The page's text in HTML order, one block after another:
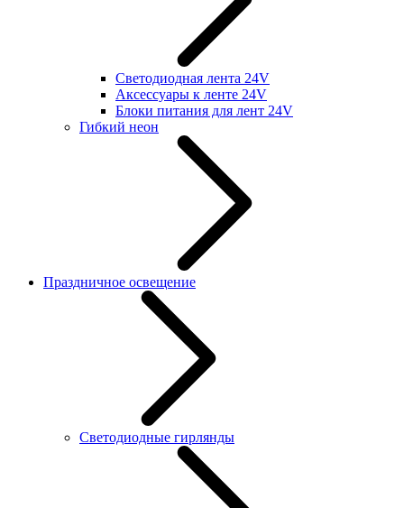
Светодиодная лента 24V
Аксессуары к ленте 24V
Блоки питания для лент 24V
Гибкий неон
Праздничное освещение
Светодиодные гирлянды